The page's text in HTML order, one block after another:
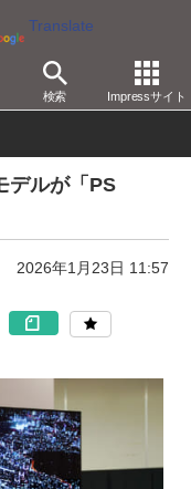
Translate
検索 Impressサイト
デルが「PS
2026年1月23日 11:57